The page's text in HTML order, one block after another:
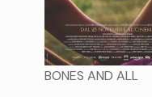
BONES AND ALL